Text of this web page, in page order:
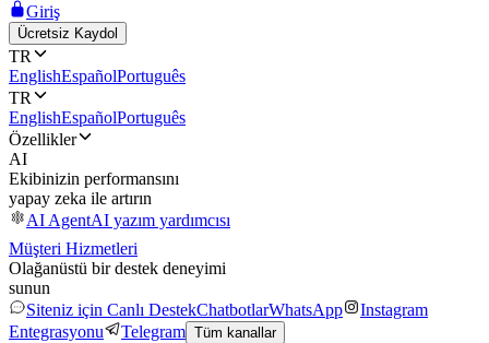
Giriş
Ücretsiz Kaydol
TR
EnglishEspañolPortuguês
TR
EnglishEspañolPortuguês
Özellikler
AI
Ekibinizin performansını
yapay zeka ile artırın
AI AgentAI yazım yardımcısı
Müşteri Hizmetleri
Olağanüstü bir destek deneyimi
sunun
Siteniz için Canlı DestekChatbotlarWhatsApp
Instagram
Entegrasyonu
Telegram Tüm kanallar